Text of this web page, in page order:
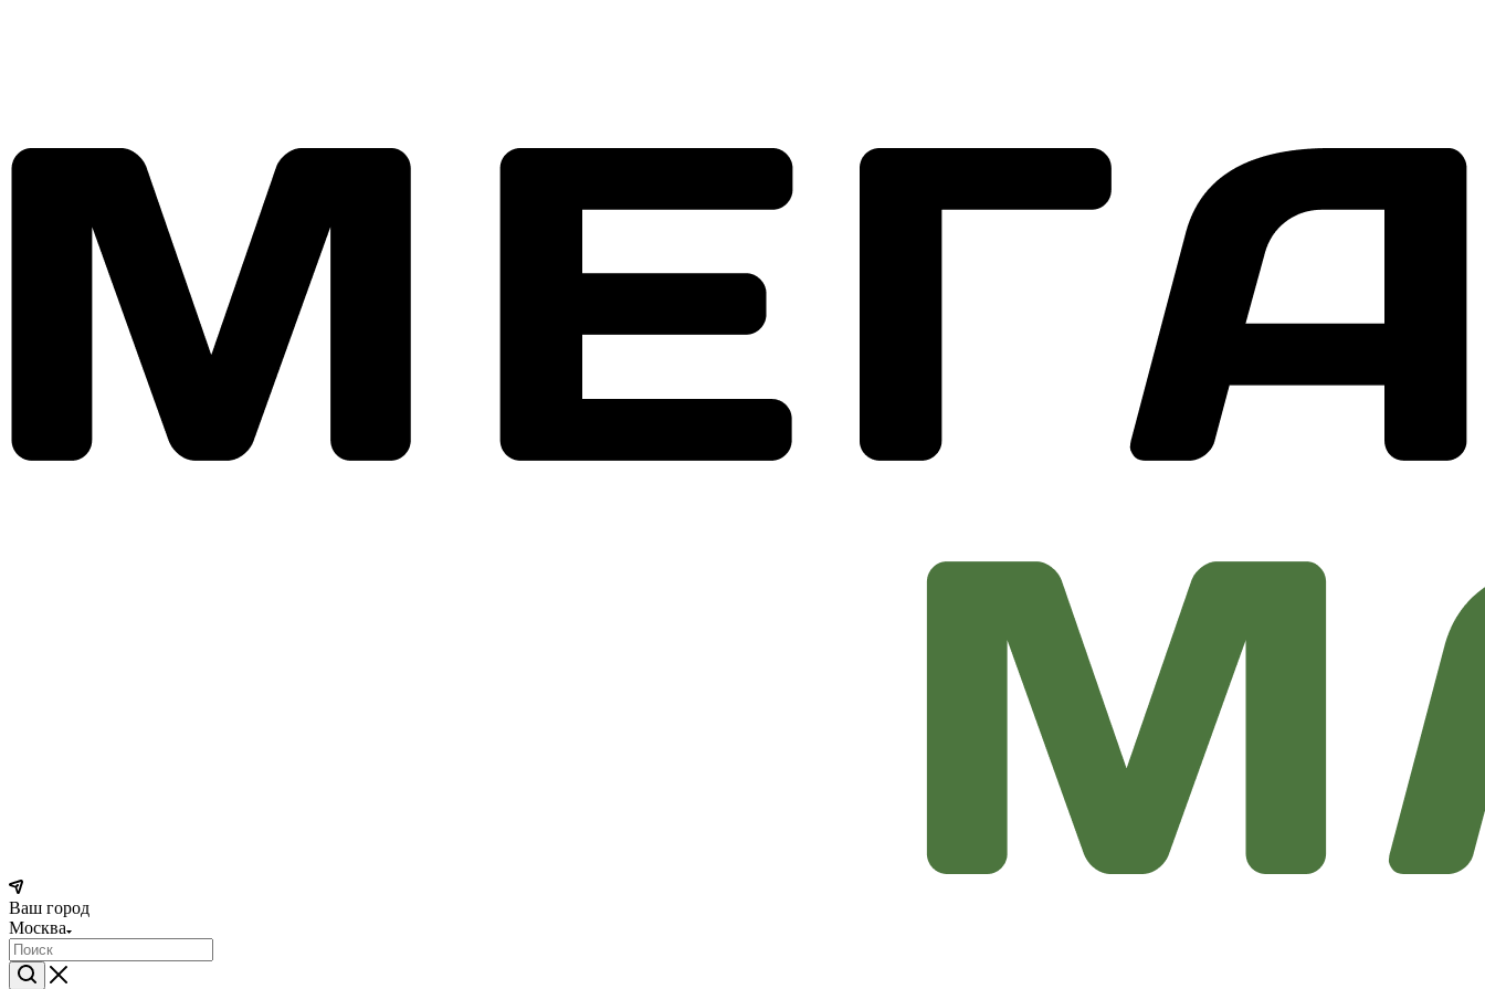
Ваш город
Москва